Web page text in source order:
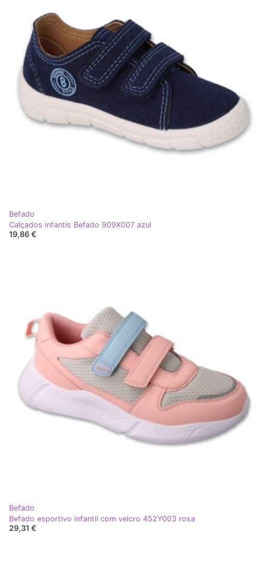
Befado
Calçados infantis Befado 909X007 azul
19,86 €
Befado
Befado esportivo infantil com velcro 452Y003 rosa
29,31 €